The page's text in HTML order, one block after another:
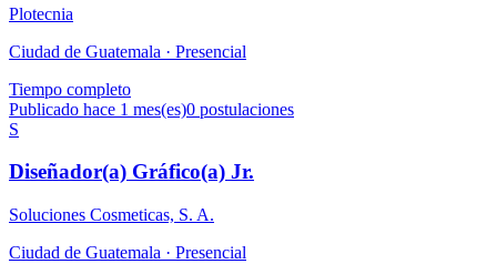
Plotecnia
Ciudad de Guatemala · Presencial
Tiempo completo
Publicado hace 1 mes(es)0 postulaciones
S
Diseñador(a) Gráfico(a) Jr.
Soluciones Cosmeticas, S. A.
Ciudad de Guatemala · Presencial